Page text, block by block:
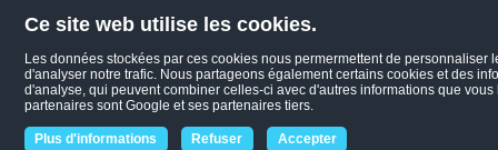
Ce site web utilise les cookies.
Les données stockées par ces cookies nous permermettent de
d'analyser notre trafic. Nous partageons également certains cookies et des
d'analyse, qui peuvent combiner celles-ci avec d'autres informations que
partenaires sont Google et ses partenaires tiers.
Plus d'informations Refuser Accepter